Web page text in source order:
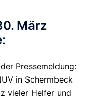
März
Pressemeldung:
in Schermbeck
vieler Helfer und